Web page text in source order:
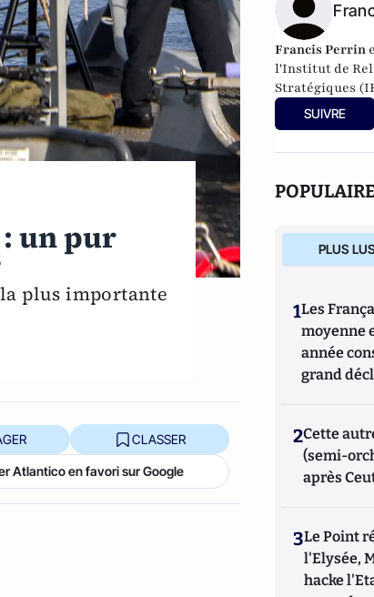
un pur
la plus importante
CLASSER
Atlantico en favori sur Google
Francis Perrin
l'Institut de
Stratégiques
associé au
(PCNS, Rabat).
SUIVRE
PLUS
1Les
moyenne
année
grand
2Cette
(semi-
après
3Le Point
l'Elysée,
hacke